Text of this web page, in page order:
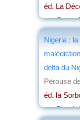
éd. La
par
Nigeria :
delta du
Pérouse
éd. la
par